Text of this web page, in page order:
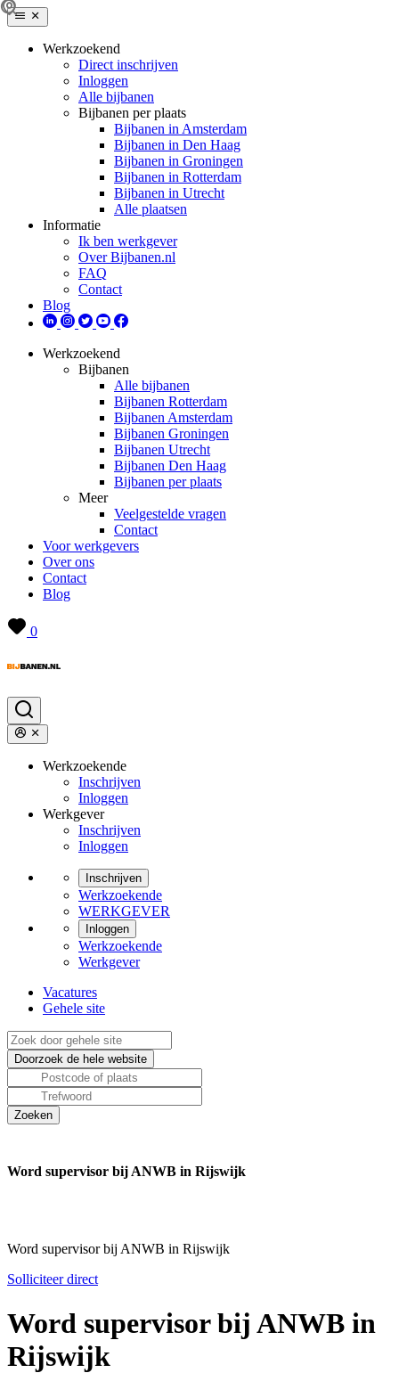
Werkzoekend
Direct inschrijven
Inloggen
Alle bijbanen
Bijbanen per plaats
Bijbanen in Amsterdam
Bijbanen in Den Haag
Bijbanen in Groningen
Bijbanen in Rotterdam
Bijbanen in Utrecht
Alle plaatsen
Informatie
Ik ben werkgever
Over Bijbanen.nl
FAQ
Contact
Blog
Werkzoekend
Bijbanen
Alle bijbanen
Bijbanen Rotterdam
Bijbanen Amsterdam
Bijbanen Groningen
Bijbanen Utrecht
Bijbanen Den Haag
Bijbanen per plaats
Meer
Veelgestelde vragen
Contact
Voor werkgevers
Over ons
Contact
Blog
0
Werkzoekende
Inschrijven
Inloggen
Werkgever
Inschrijven
Inloggen
Inschrijven
Werkzoekende
WERKGEVER
Inloggen
Werkzoekende
Werkgever
Vacatures
Gehele site
Word supervisor bij ANWB in Rijswijk
Word supervisor bij ANWB in Rijswijk
Solliciteer direct
Word supervisor bij ANWB in
Rijswijk